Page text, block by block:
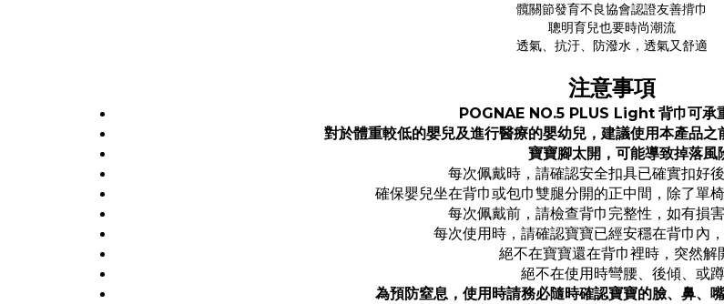
髖關節發育不良協會認證友善揹巾
聰明育兒也要時尚潮流
透氣、抗汙、防潑水，透氣又舒適
注意事項
POGNAE NO.5 PLUS Light 背巾可承
對於體重較低的嬰兒及進行醫療的嬰幼兒，建議使用本產品之
寶寶腳太開，可能導致掉落風
每次佩戴時，請確認安全扣具已確實扣好後
確保嬰兒坐在背巾或包巾雙腿分開的正中間，除了單
每次佩戴前，請檢查背巾完整性，如有損害
每次使用時，請確認寶寶已經安穩在背巾內
絕不在寶寶還在背巾裡時，突然解
絕不在使用時彎腰、後傾、或蹲
為預防窒息，使用時請務必隨時確認寶寶的臉、鼻、